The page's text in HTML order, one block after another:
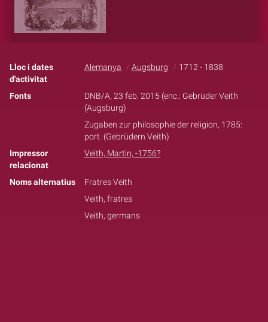
Lloc i dates
d'activitat
Alemanya Augsburg 1712 - 1838
Fonts
DNB/A, 23 feb. 2015 (enc.: Gebrüder Veith
(Augsburg)
Zugaben zur philosophie der religion, 1785:
port. (Gebrüdern Veith)
Impressor
relacionat
Veith, Martin, -1756?
Noms alternatius
Fratres Veith
Veith, fratres
Veith, germans